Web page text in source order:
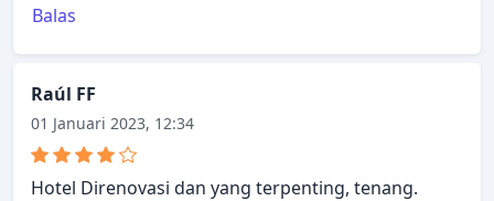
Balas
Raúl FF
01 Januari 2023, 12:34
Hotel Direnovasi dan yang terpenting, tenang.